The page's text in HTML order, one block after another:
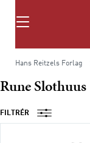
Søg
Hans Reitzels Forlag
Rune Slothuus
FILTRÉR